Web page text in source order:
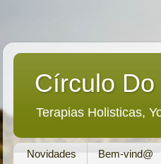
Círculo Do
Terapias Holisticas,
Novidades Bem-vind@